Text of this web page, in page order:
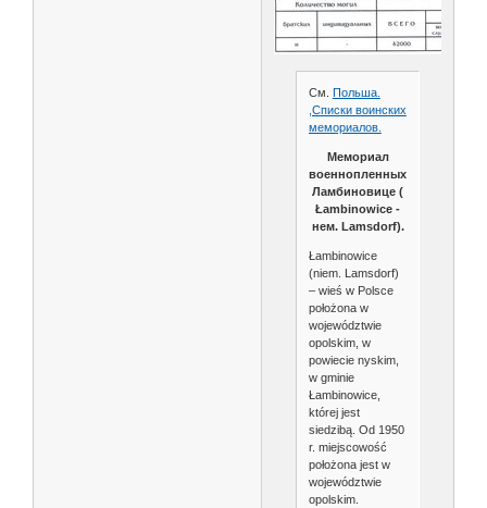
См. Польша.
,Списки воинских
мемориалов.
Мемориал
военнопленных
Ламбиновице (
Łambinowice -
нем. Lamsdorf).
Łambinowice
(niem. Lamsdorf)
– wieś w Polsce
położona w
województwie
opolskim, w
powiecie nyskim,
w gminie
Łambinowice,
której jest
siedzibą. Od 1950
r. miejscowość
położona jest w
województwie
opolskim.